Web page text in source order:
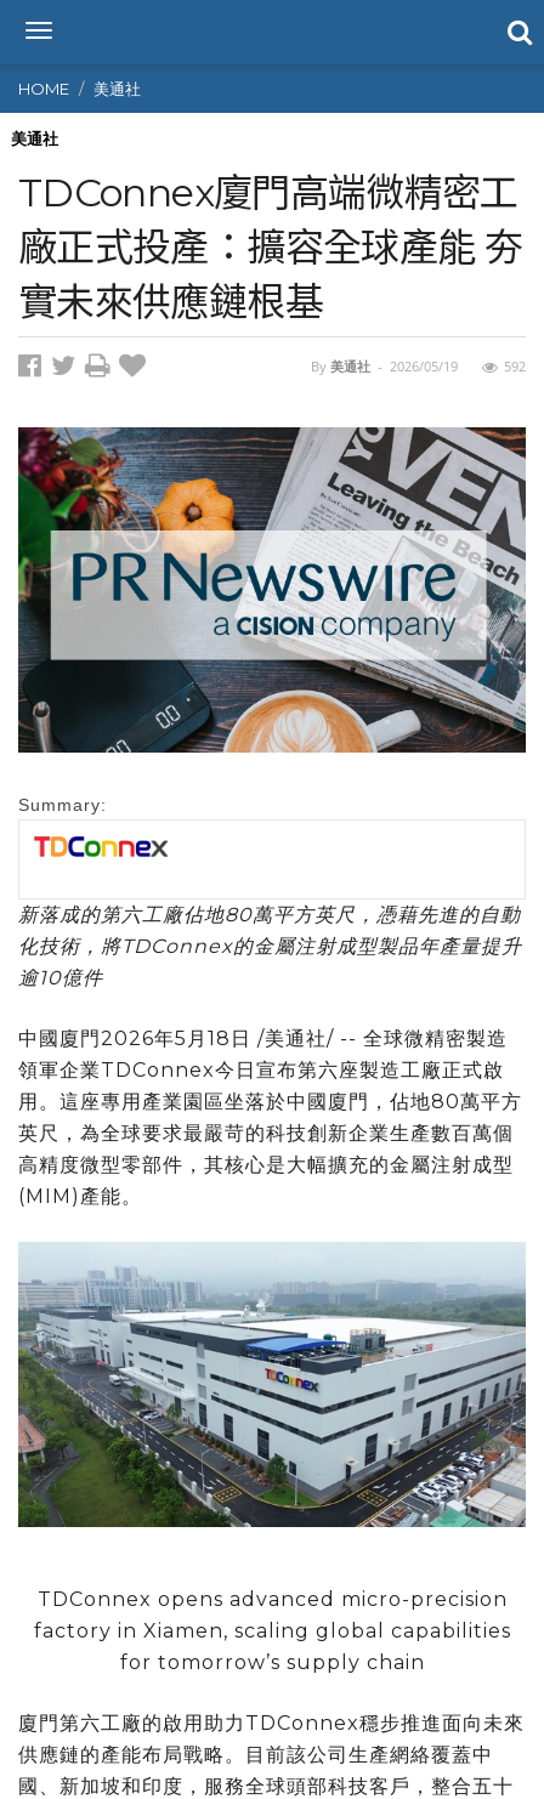
T
g
g
l
n
a
v
i
g
a
t
HOME 美通社
美通社
TDConnex廈門高端微精密工
廠正式投產：擴容全球產能 夯
實未來供應鏈根基
By 美通社 - 2026/05/19 592
Summary:
新落成的第六工廠佔地80萬平方英尺，憑藉先進的自動
化技術，將TDConnex的金屬注射成型製品年產量提升
逾10億件
中國廈門2026年5月18日 /美通社/ -- 全球微精密製造
領軍企業TDConnex今日宣布第六座製造工廠正式啟
用。這座專用產業園區坐落於中國廈門，佔地80萬平方
英尺，為全球要求最嚴苛的科技創新企業生產數百萬個
高精度微型零部件，其核心是大幅擴充的金屬注射成型
(MIM)產能。
TDConnex opens advanced micro-precision
factory in Xiamen, scaling global capabilities
for tomorrow’s supply chain
廈門第六工廠的啟用助力TDConnex穩步推進面向未來
供應鏈的產能布局戰略。目前該公司生產網絡覆蓋中
國、新加坡和印度，服務全球頭部科技客戶，整合五十